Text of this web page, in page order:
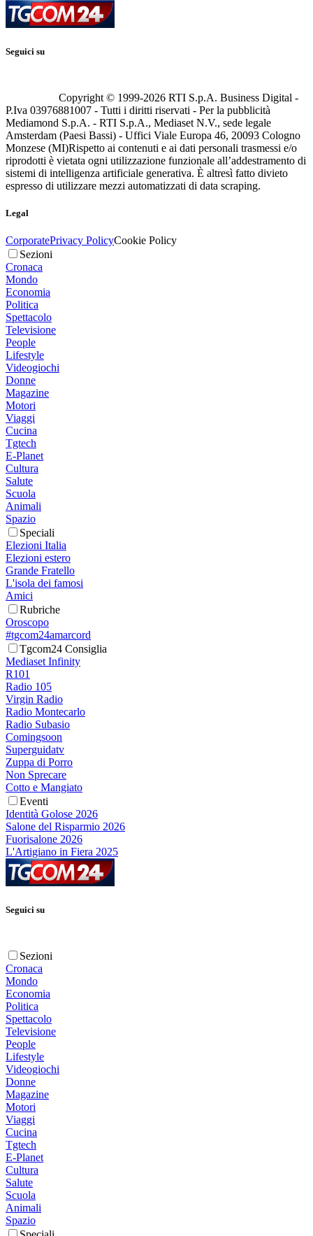
Seguici su
Copyright © 1999-2026 RTI S.p.A. Business Digital -
P.Iva 03976881007 - Tutti i diritti riservati - Per la pubblicità
Mediamond S.p.A. - RTI S.p.A., Mediaset N.V., sede legale
Amsterdam (Paesi Bassi) - Uffici Viale Europa 46, 20093 Cologno
Monzese (MI)Rispetto ai contenuti e ai dati personali trasmessi e/o
riprodotti è vietata ogni utilizzazione funzionale all’addestramento di
sistemi di intelligenza artificiale generativa. È altresì fatto divieto
espresso di utilizzare mezzi automatizzati di data scraping.
Legal
CorporatePrivacy PolicyCookie Policy
Sezioni
Cronaca
Mondo
Economia
Politica
Spettacolo
Televisione
People
Lifestyle
Videogiochi
Donne
Magazine
Motori
Viaggi
Cucina
Tgtech
E-Planet
Cultura
Salute
Scuola
Animali
Spazio
Speciali
Elezioni Italia
Elezioni estero
Grande Fratello
L'isola dei famosi
Amici
Rubriche
Oroscopo
#tgcom24amarcord
Tgcom24 Consiglia
Mediaset Infinity
R101
Radio 105
Virgin Radio
Radio Montecarlo
Radio Subasio
Comingsoon
Superguidatv
Zuppa di Porro
Non Sprecare
Cotto e Mangiato
Eventi
Identità Golose 2026
Salone del Risparmio 2026
Fuorisalone 2026
L'Artigiano in Fiera 2025
Seguici su
Sezioni
Cronaca
Mondo
Economia
Politica
Spettacolo
Televisione
People
Lifestyle
Videogiochi
Donne
Magazine
Motori
Viaggi
Cucina
Tgtech
E-Planet
Cultura
Salute
Scuola
Animali
Spazio